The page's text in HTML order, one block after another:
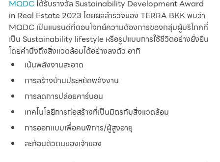
MQDC ได้รับรางวัล Sustainability Development Award
in Real Estate 2023 โดยผลสำรวจของ TERRA BKK พบว่า
MQDC เป็นแบรนด์ที่ตอบโจทย์ความต้องการของกลุ่มผู้บริโภคที่
เป็น Sustainability lifestyle หรือรูปแบบการใช้ชีวิตอย่างยั่งยืน
โดยคำนึงถึงสิ่งแวดล้อมได้อย่างลงตัว อาทิ
เน้นพลังงานสะอาด
การสร้างบ้านประหยัดพลังงาน
การลดการปล่อยคาร์บอน
เทคโนโลยีการก่อสร้างที่เป็นมิตรกับสิ่งแวดล้อม
การออกแบบเพื่อคนพิการ/ผู้สูงอายุ
สะท้อนตัวตนของเจ้าของ